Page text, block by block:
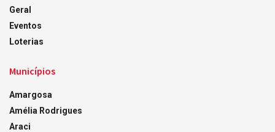
Geral
Eventos
Loterias
Municípios
Amargosa
Amélia Rodrigues
Araci